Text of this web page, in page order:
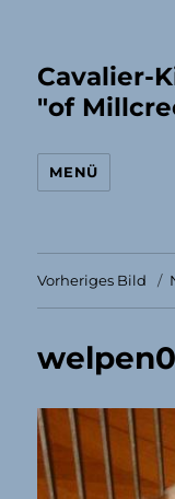
Cavalier-
"of
MENÜ
Vorheriges Bild